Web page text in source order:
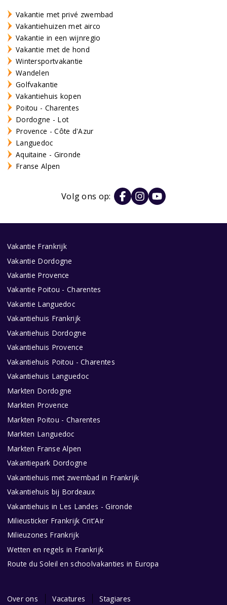
Vakantie met privé zwembad
Vakantiehuizen met airco
Vakantie in een wijnregio
Vakantie met de hond
Wintersportvakantie
Wandelen
Golfvakantie
Vakantiehuis kopen
Poitou - Charentes
Dordogne - Lot
Provence - Côte d'Azur
Languedoc
Aquitaine - Gironde
Franse Alpen
Volg ons op:
Vakantie Frankrijk
Vakantie Dordogne
Vakantie Provence
Vakantie Poitou - Charentes
Vakantie Languedoc
Vakantiehuis Frankrijk
Vakantiehuis Dordogne
Vakantiehuis Provence
Vakantiehuis Poitou - Charentes
Vakantiehuis Languedoc
Markten Dordogne
Markten Provence
Markten Poitou - Charentes
Markten Languedoc
Markten Franse Alpen
Vakantiepark Dordogne
Vakantiehuis met zwembad in Frankrijk
Vakantiehuis bij Bordeaux
Vakantiehuis in Les Landes - Gironde
Milieusticker Frankrijk Crit'Air
Milieuzones Frankrijk
Wetten en regels in Frankrijk
Route du Soleil en schoolvakanties in Europa
Over ons Vacatures Stagiares